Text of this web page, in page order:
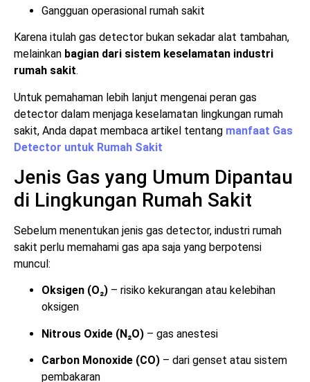
Gangguan operasional rumah sakit
Karena itulah gas detector bukan sekadar alat tambahan,
melainkan bagian dari sistem keselamatan industri
rumah sakit.
Untuk pemahaman lebih lanjut mengenai peran gas
detector dalam menjaga keselamatan lingkungan rumah
sakit, Anda dapat membaca artikel tentang manfaat Gas
Detector untuk Rumah Sakit
Jenis Gas yang Umum Dipantau
di Lingkungan Rumah Sakit
Sebelum menentukan jenis gas detector, industri rumah
sakit perlu memahami gas apa saja yang berpotensi
muncul:
Oksigen (O₂) – risiko kekurangan atau kelebihan
oksigen
Nitrous Oxide (N₂O) – gas anestesi
Carbon Monoxide (CO) – dari genset atau sistem
pembakaran